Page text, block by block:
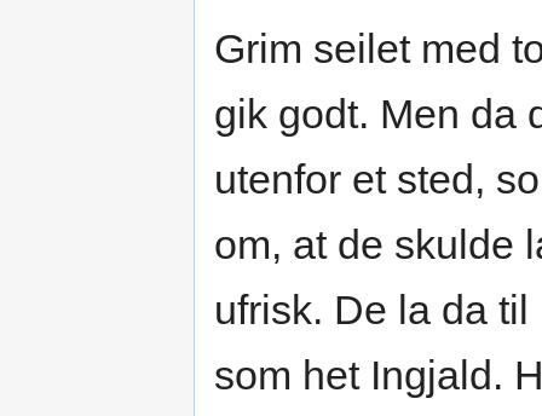
Grim seilet med
gik godt. Men da
utenfor et sted,
om, at de skulde
ufrisk. De la da
som het Ingjald.